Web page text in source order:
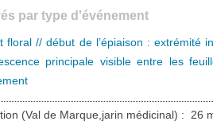
par type d'événement
// début de l’épiaison : extrémité
principale visible entre les
(Val de Marque,jarin médicinal) :26